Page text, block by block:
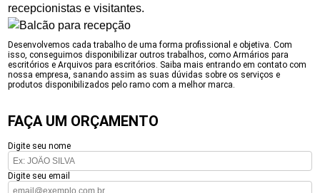
recepcionistas e visitantes.
Desenvolvemos cada trabalho de uma forma profissional e objetiva. Com
isso, conseguimos disponibilizar outros trabalhos, como Armários para
escritórios e Arquivos para escritórios. Saiba mais entrando em contato com
nossa empresa, sanando assim as suas dúvidas sobre os serviços e
produtos disponibilizados pelo ramo com a melhor marca.
FAÇA UM ORÇAMENTO
Digite seu nome
Digite seu email